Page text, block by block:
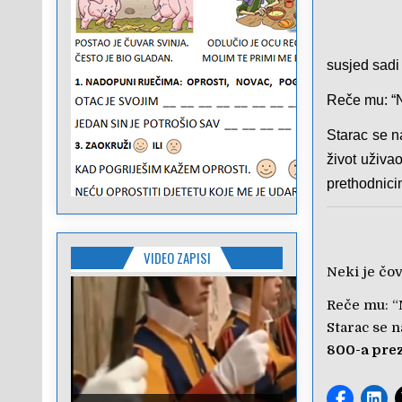
susjed sadi
Reče mu:
Starac se
život
Neki je
Reče mu:
Starac se
800-a
VIDEO ZAPISI